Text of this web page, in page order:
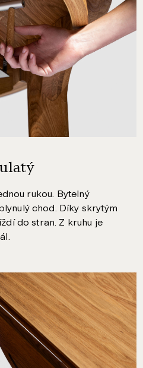
rukou. Bytelný
chod. Díky skrytým
do stran. Z kruhu je